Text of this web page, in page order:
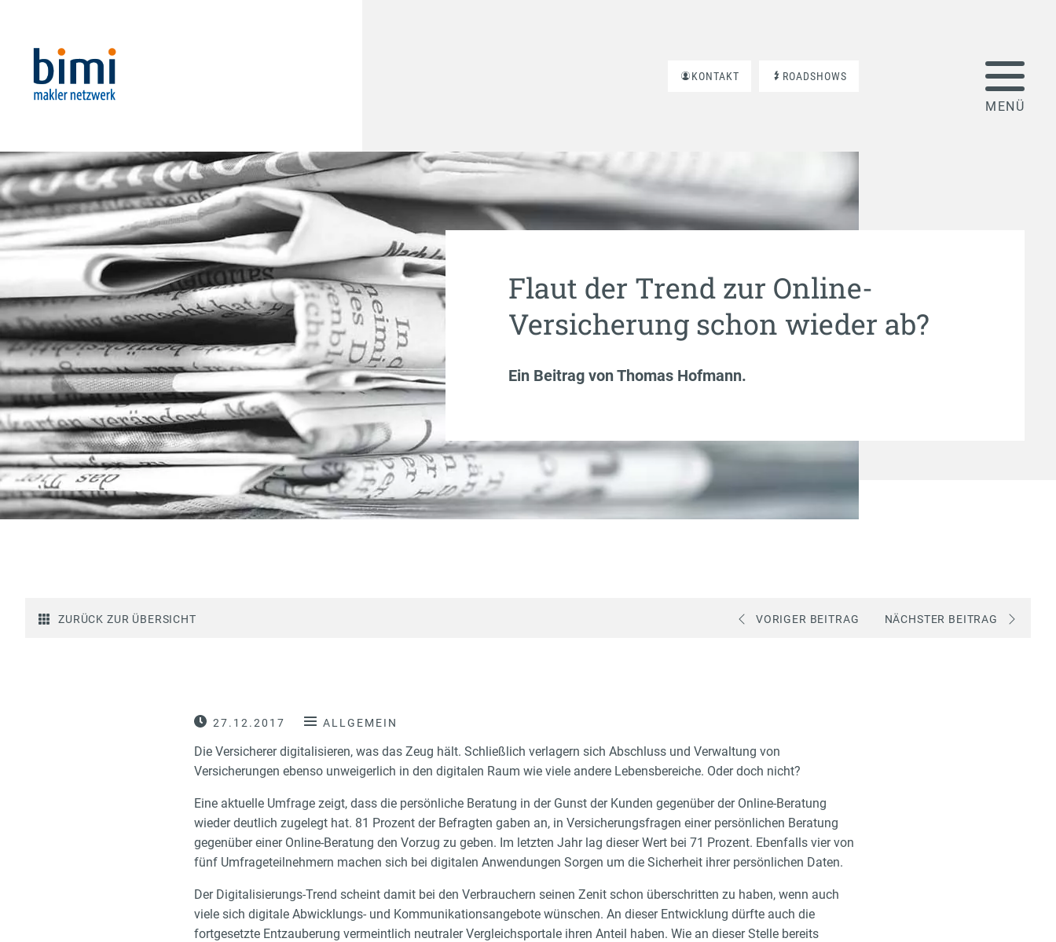
KONTAKT ROADSHOWS
Flaut der Trend zur Online-
Versicherung schon wieder ab?
Ein Beitrag vonThomas Hofmann.
ZURÜCK ZUR ÜBERSICHT VORIGER BEITRAG NÄCHSTER BEITRAG
27.12.2017 ALLGEMEIN
Die Versicherer digitalisieren, was das Zeug hält. Schließlich verlagern sich Abschluss und Verwaltung von
Versicherungen ebenso unweigerlich in den digitalen Raum wie viele andere Lebensbereiche. Oder doch nicht?
Eine aktuelle Umfrage zeigt, dass die persönliche Beratung in der Gunst der Kunden gegenüber der Online-Beratung
wieder deutlich zugelegt hat. 81 Prozent der Befragten gaben an, in Versicherungsfragen einer persönlichen Beratung
gegenüber einer Online-Beratung den Vorzug zu geben. Im letzten Jahr lag dieser Wert bei 71 Prozent. Ebenfalls vier von
fünf Umfrageteilnehmern machen sich bei digitalen Anwendungen Sorgen um die Sicherheit ihrer persönlichen Daten.
Der Digitalisierungs-Trend scheint damit bei den Verbrauchern seinen Zenit schon überschritten zu haben, wenn auch
viele sich digitale Abwicklungs- und Kommunikationsangebote wünschen. An dieser Entwicklung dürfte auch die
fortgesetzte Entzauberung vermeintlich neutraler Vergleichsportale ihren Anteil haben. Wie an dieser Stelle bereits